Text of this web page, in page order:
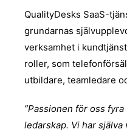
QualityDesks SaaS-
grundarnas
verksamhet i
roller, som
utbildare, teamledare
”Passionen för oss
ledarskap. Vi har själva